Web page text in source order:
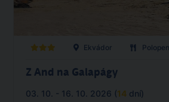
Ekvádor
Z And na Galapágy
03. 10. - 16. 10. 2026 (14 dní)